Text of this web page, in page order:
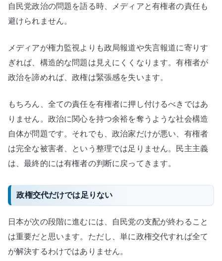
自民党政治の問題を語る時、メディアと有権者の責任も
避けられません。
メディアが権力監視よりも政局報道や失言報道に寄りす
ぎれば、構造的な問題は見えにくくなります。有権者が
政治を諦めれば、政権は緊張感を失います。
もちろん、全ての責任を有権者に押し付けるべきではあ
りません。政治に関心を持つ余裕を奪うような社会構造
自体が問題です。それでも、政治家だけが悪い、有権者
は完全な被害者、という整理では足りません。民主主義
は、最終的には有権者の判断に戻ってきます。
政権交代だけでは足りない
日本が次の段階に進むには、自民党の支配が終わること
は重要だと思います。ただし、単に政権交代すれば全て
が解決するわけではありません。